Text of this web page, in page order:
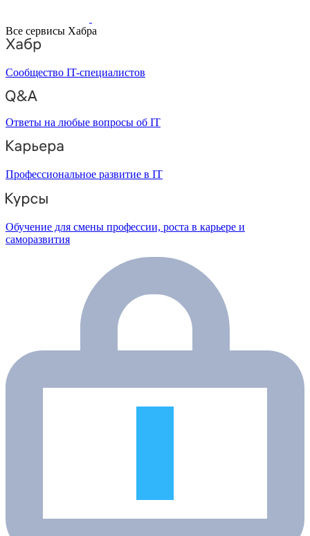
Все сервисы Хабра
Сообщество IT-специалистов
Ответы на любые вопросы об IT
Профессиональное развитие в IT
Обучение для смены профессии, роста в карьере и
саморазвития